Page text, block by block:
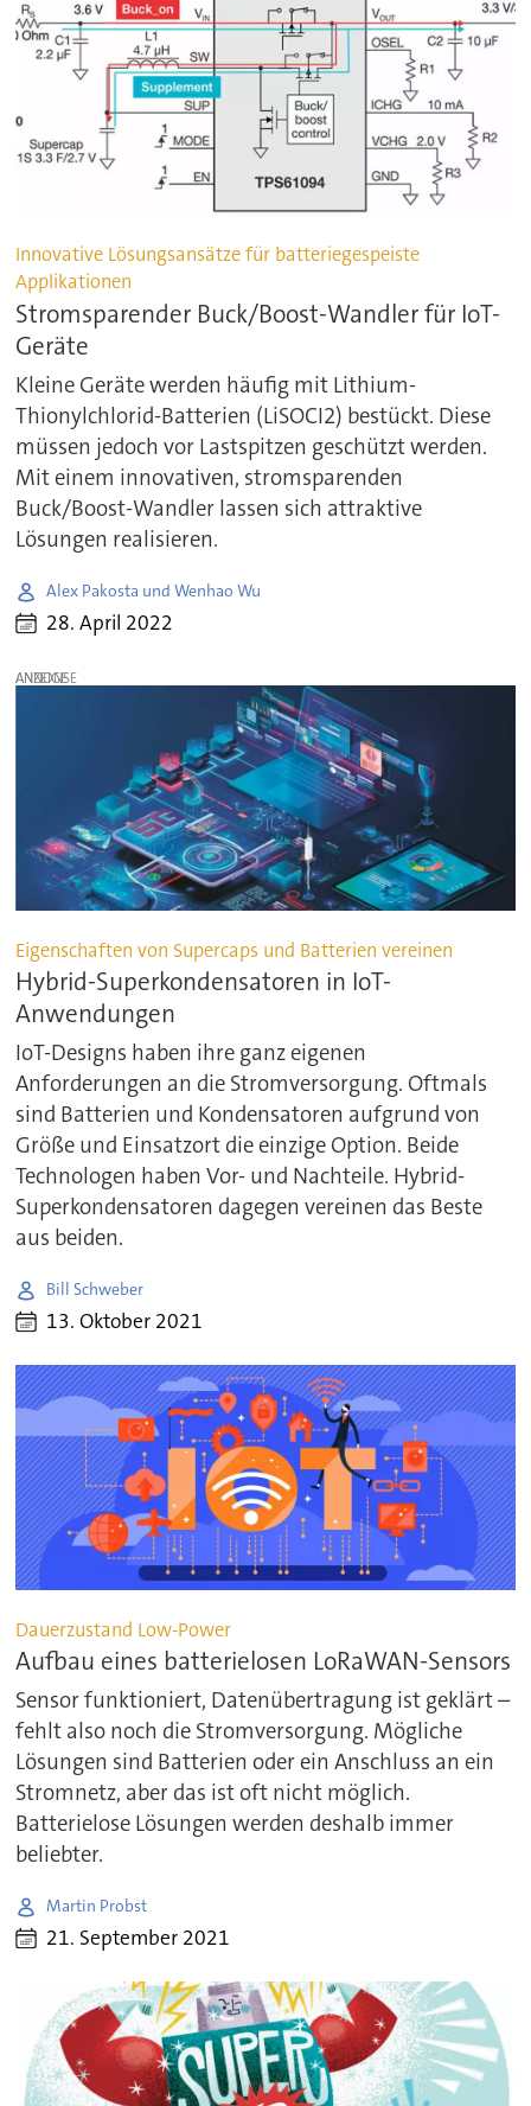
Innovative Lösungsansätze für batteriegespeiste
Applikationen
Stromsparender Buck/Boost-Wandler für IoT-
Geräte
Kleine Geräte werden häufig mit Lithium-
Thionylchlorid-Batterien (LiSOCI2) bestückt. Diese
müssen jedoch vor Lastspitzen geschützt werden.
Mit einem innovativen, stromsparenden
Buck/Boost-Wandler lassen sich attraktive
Lösungen realisieren.
Alex Pakosta und Wenhao Wu
28. April 2022
ANZEIGE
Eigenschaften von Supercaps und Batterien vereinen
Hybrid-Superkondensatoren in IoT-
Anwendungen
IoT-Designs haben ihre ganz eigenen
Anforderungen an die Stromversorgung. Oftmals
sind Batterien und Kondensatoren aufgrund von
Größe und Einsatzort die einzige Option. Beide
Technologen haben Vor- und Nachteile. Hybrid-
Superkondensatoren dagegen vereinen das Beste
aus beiden.
Bill Schweber
13. Oktober 2021
Dauerzustand Low-Power
Aufbau eines batterielosen LoRaWAN-Sensors
Sensor funktioniert, Datenübertragung ist geklärt –
fehlt also noch die Stromversorgung. Mögliche
Lösungen sind Batterien oder ein Anschluss an ein
Stromnetz, aber das ist oft nicht möglich.
Batterielose Lösungen werden deshalb immer
beliebter.
Martin Probst
21. September 2021